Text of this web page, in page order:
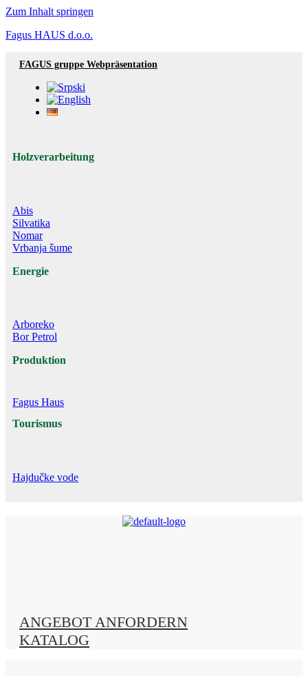
Zum Inhalt springen
Fagus HAUS d.o.o.
FAGUS gruppe Webpräsentation
Holzverarbeitung
Abis
Silvatika
Nomar
Vrbanja šume
Energie
Arboreko
Bor Petrol
Produktion
Fagus Haus
Tourismus
Hajdučke vode
ANGEBOT ANFORDERN
KATALOG